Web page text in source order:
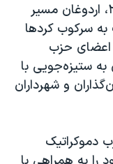
اما پس از نقض آتش‌بس در سال ۲۰۱۵، اردوغان مسیر
به سرکوب کردها
اعضای حزب
ستیزه‌جویی با
و شهرداران
دموکراتیک